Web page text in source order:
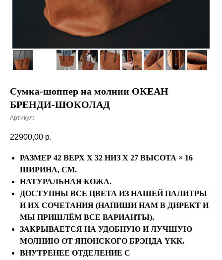
Сумка-шоппер на молнии ОКЕАН
БРЕНДИ-ШОКОЛАД
Артикул:
22900,00 р.
РАЗМЕР 42 ВЕРХ Х 32 НИЗ Х 27 ВЫСОТА × 16
ШИРИНА, СМ.
НАТУРАЛЬНАЯ КОЖА.
ДОСТУПНЫ ВСЕ ЦВЕТА ИЗ НАШЕЙ ПАЛИТРЫ
И ИХ СОЧЕТАНИЯ (НАПИШИ НАМ В ДИРЕКТ И
МЫ ПРИШЛЁМ ВСЕ ВАРИАНТЫ).
ЗАКРЫВАЕТСЯ НА УДОБНУЮ И ЛУЧШУЮ
МОЛНИЮ ОТ ЯПОНСКОГО БРЭНДА YKK.
ВНУТРЕНЕЕ ОТДЕЛЕНИЕ С